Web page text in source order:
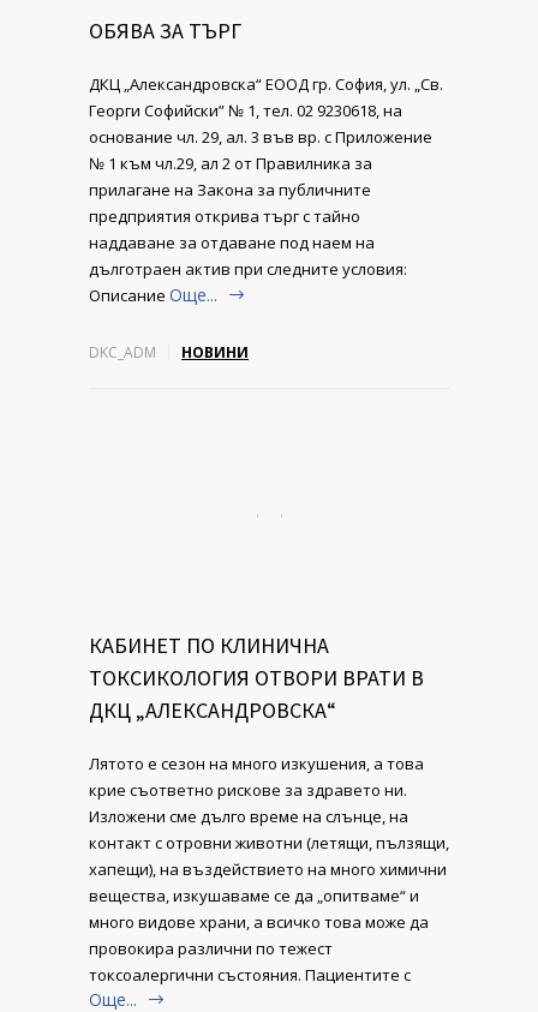
ОБЯВА ЗА ТЪРГ
ДКЦ „Александровска“ ЕООД гр. София, ул. „Св.
Георги Софийски” № 1, тел. 02 9230618, на
основание чл. 29, ал. 3 във вр. с Приложение
№ 1 към чл.29, ал 2 от Правилника за
прилагане на Закона за публичните
предприятия открива търг с тайно
наддаване за отдаване под наем на
дълготраен актив при следните условия:
Описание Още...
DKC_ADM НОВИНИ
КАБИНЕТ ПО КЛИНИЧНА
ТОКСИКОЛОГИЯ ОТВОРИ ВРАТИ В
ДКЦ „АЛЕКСАНДРОВСКА“
Лятото е сезон на много изкушения, а това
крие съответно рискове за здравето ни.
Изложени сме дълго време на слънце, на
контакт с отровни животни (летящи, пълзящи,
хапещи), на въздействието на много химични
вещества, изкушаваме се да „опитваме“ и
много видове храни, а всичко това може да
провокира различни по тежест
токсоалергични състояния. Пациентите с
Още...